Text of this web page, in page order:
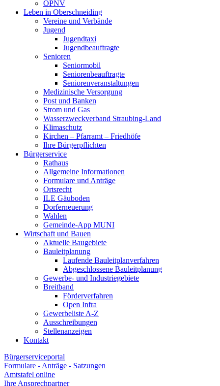
ÖPNV
Leben in Oberschneiding
Vereine und Verbände
Jugend
Jugendtaxi
Jugendbeauftragte
Senioren
Seniormobil
Seniorenbeauftragte
Seniorenveranstaltungen
Medizinische Versorgung
Post und Banken
Strom und Gas
Wasserzweckverband Straubing-Land
Klimaschutz
Kirchen – Pfarramt – Friedhöfe
Ihre Bürgerpflichten
Bürgerservice
Rathaus
Allgemeine Informationen
Formulare und Anträge
Ortsrecht
ILE Gäuboden
Dorferneuerung
Wahlen
Gemeinde-App MUNI
Wirtschaft und Bauen
Aktuelle Baugebiete
Bauleitplanung
Laufende Bauleitplanverfahren
Abgeschlossene Bauleitplanung
Gewerbe- und Industriegebiete
Breitband
Förderverfahren
Open Infra
Gewerbeliste A-Z
Ausschreibungen
Stellenanzeigen
Kontakt
Bürgerserviceportal
Formulare - Anträge - Satzungen
Amtstafel online
Ihre Ansprechpartner